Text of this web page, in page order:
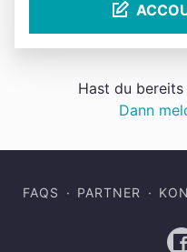
Hast du
Dann
FAQS PARTNER